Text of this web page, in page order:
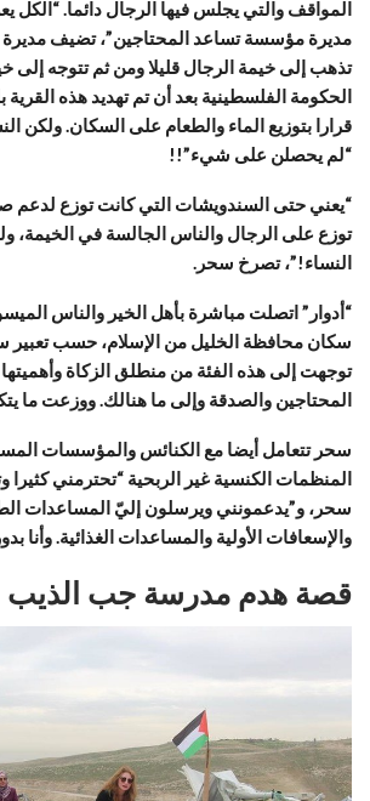
المواقف والتي يجلس فيها الرجال دائما. “الكل
مديرة مؤسسة تساعد المحتاجين”، تضيف مديرة
تذهب إلى خيمة الرجال قليلا ومن ثم تتوجه إلى
الحكومة الفلسطينية بعد أن تم تهديد هذه القرية
قرارا بتوزيع الماء والطعام على السكان. ولكن
“لم يحصلن على شيء”!!
“يعني حتى السندويشات التي كانت توزع لدعم
توزع على الرجال والناس الجالسة في الخيمة،
النساء!”، تصرخ سحر.
“أدوار” اتصلت مباشرة بأهل الخير والناس
سكان محافظة الخليل من الإسلام، حسب تعبير
توجهت إلى هذه الفئة من منطلق الزكاة
المحتاجين والصدقة وإلى ما هنالك. ووزعت ما
سحر تتعامل أيضا مع الكنائس والمؤسسات
المنظمات الكنسية غير الربحية “تحترمني كثيرا
سحر، و”يدعمونني ويرسلون إليّ المساعدات
والإسعافات الأولية والمساعدات الغذائية. وأنا
قصة هدم مدرسة جب الذيب